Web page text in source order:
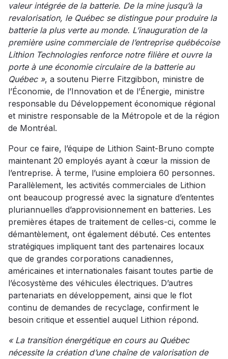
valeur intégrée de la batterie. De la mine jusqu’à la
revalorisation, le Québec se distingue pour produire la
batterie la plus verte au monde. L’inauguration de la
première usine commerciale de l’entreprise québécoise
Lithion Technologies renforce notre filière et ouvre la
porte à une économie circulaire de la batterie au
Québec », a soutenu Pierre Fitzgibbon, ministre de
l’Économie, de l’Innovation et de l’Énergie, ministre
responsable du Développement économique régional
et ministre responsable de la Métropole et de la région
de Montréal.
Pour ce faire, l’équipe de Lithion Saint-Bruno compte
maintenant 20 employés ayant à cœur la mission de
l’entreprise. À terme, l’usine emploiera 60 personnes.
Parallèlement, les activités commerciales de Lithion
ont beaucoup progressé avec la signature d’ententes
pluriannuelles d’approvisionnement en batteries. Les
premières étapes de traitement de celles-ci, comme le
démantèlement, ont également débuté. Ces ententes
stratégiques impliquent tant des partenaires locaux
que de grandes corporations canadiennes,
américaines et internationales faisant toutes partie de
l’écosystème des véhicules électriques. D’autres
partenariats en développement, ainsi que le flot
continu de demandes de recyclage, confirment le
besoin critique et essentiel auquel Lithion répond.
« La transition énergétique en cours au Québec
nécessite la création d’une chaîne de valorisation de